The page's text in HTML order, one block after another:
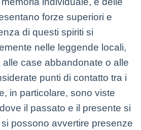
forze superiori e
di questi spiriti si
nelle leggende locali,
case abbandonate o alle
punti di contatto tra i
in particolare, sono viste
il passato e il presente si
possono avvertire presenze